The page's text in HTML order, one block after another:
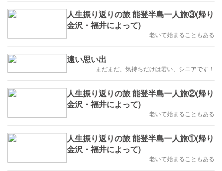
人生振り返りの旅 能登半島一人旅③(帰り
金沢・福井によって)
老いて始まることもある
遠い思い出
まだまだ、気持ちだけは若い、シニアです！
人生振り返りの旅 能登半島一人旅②(帰り
金沢・福井によって)
老いて始まることもある
人生振り返りの旅 能登半島一人旅①(帰り
金沢・福井によって)
老いて始まることもある